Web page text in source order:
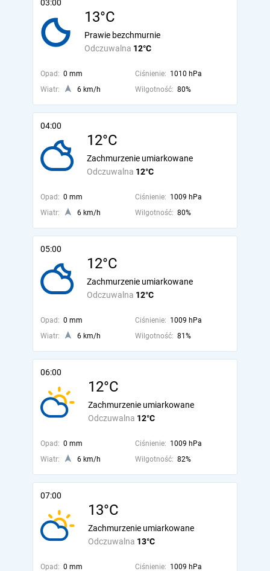
03:00
13°C
Odczuwalna 12°C
Prawie bezchmurnie
Opad: 0 mm Ciśnienie: 1010 hPa
Wiatr:
6 km/h Wilgotność: 80%
04:00
12°C
Odczuwalna 12°C
Zachmurzenie umiarkowane
Opad: 0 mm Ciśnienie: 1009 hPa
Wiatr:
6 km/h Wilgotność: 80%
05:00
12°C
Odczuwalna 12°C
Zachmurzenie umiarkowane
Opad: 0 mm Ciśnienie: 1009 hPa
Wiatr:
6 km/h Wilgotność: 81%
06:00
12°C
Odczuwalna 12°C
Zachmurzenie umiarkowane
Opad: 0 mm Ciśnienie: 1009 hPa
Wiatr:
6 km/h Wilgotność: 82%
07:00
13°C
Odczuwalna 13°C
Zachmurzenie umiarkowane
Opad: 0 mm Ciśnienie: 1009 hPa